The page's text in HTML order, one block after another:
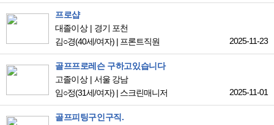
프로샵
대졸이상
경기 포천
김○경(40세/여자) | 프론트직원 2025-11-23
골프프로레슨 구하고있습니다
고졸이상
서울 강남
임○정(31세/여자) | 스크린매니저 2025-11-01
골프피팅구인구직.